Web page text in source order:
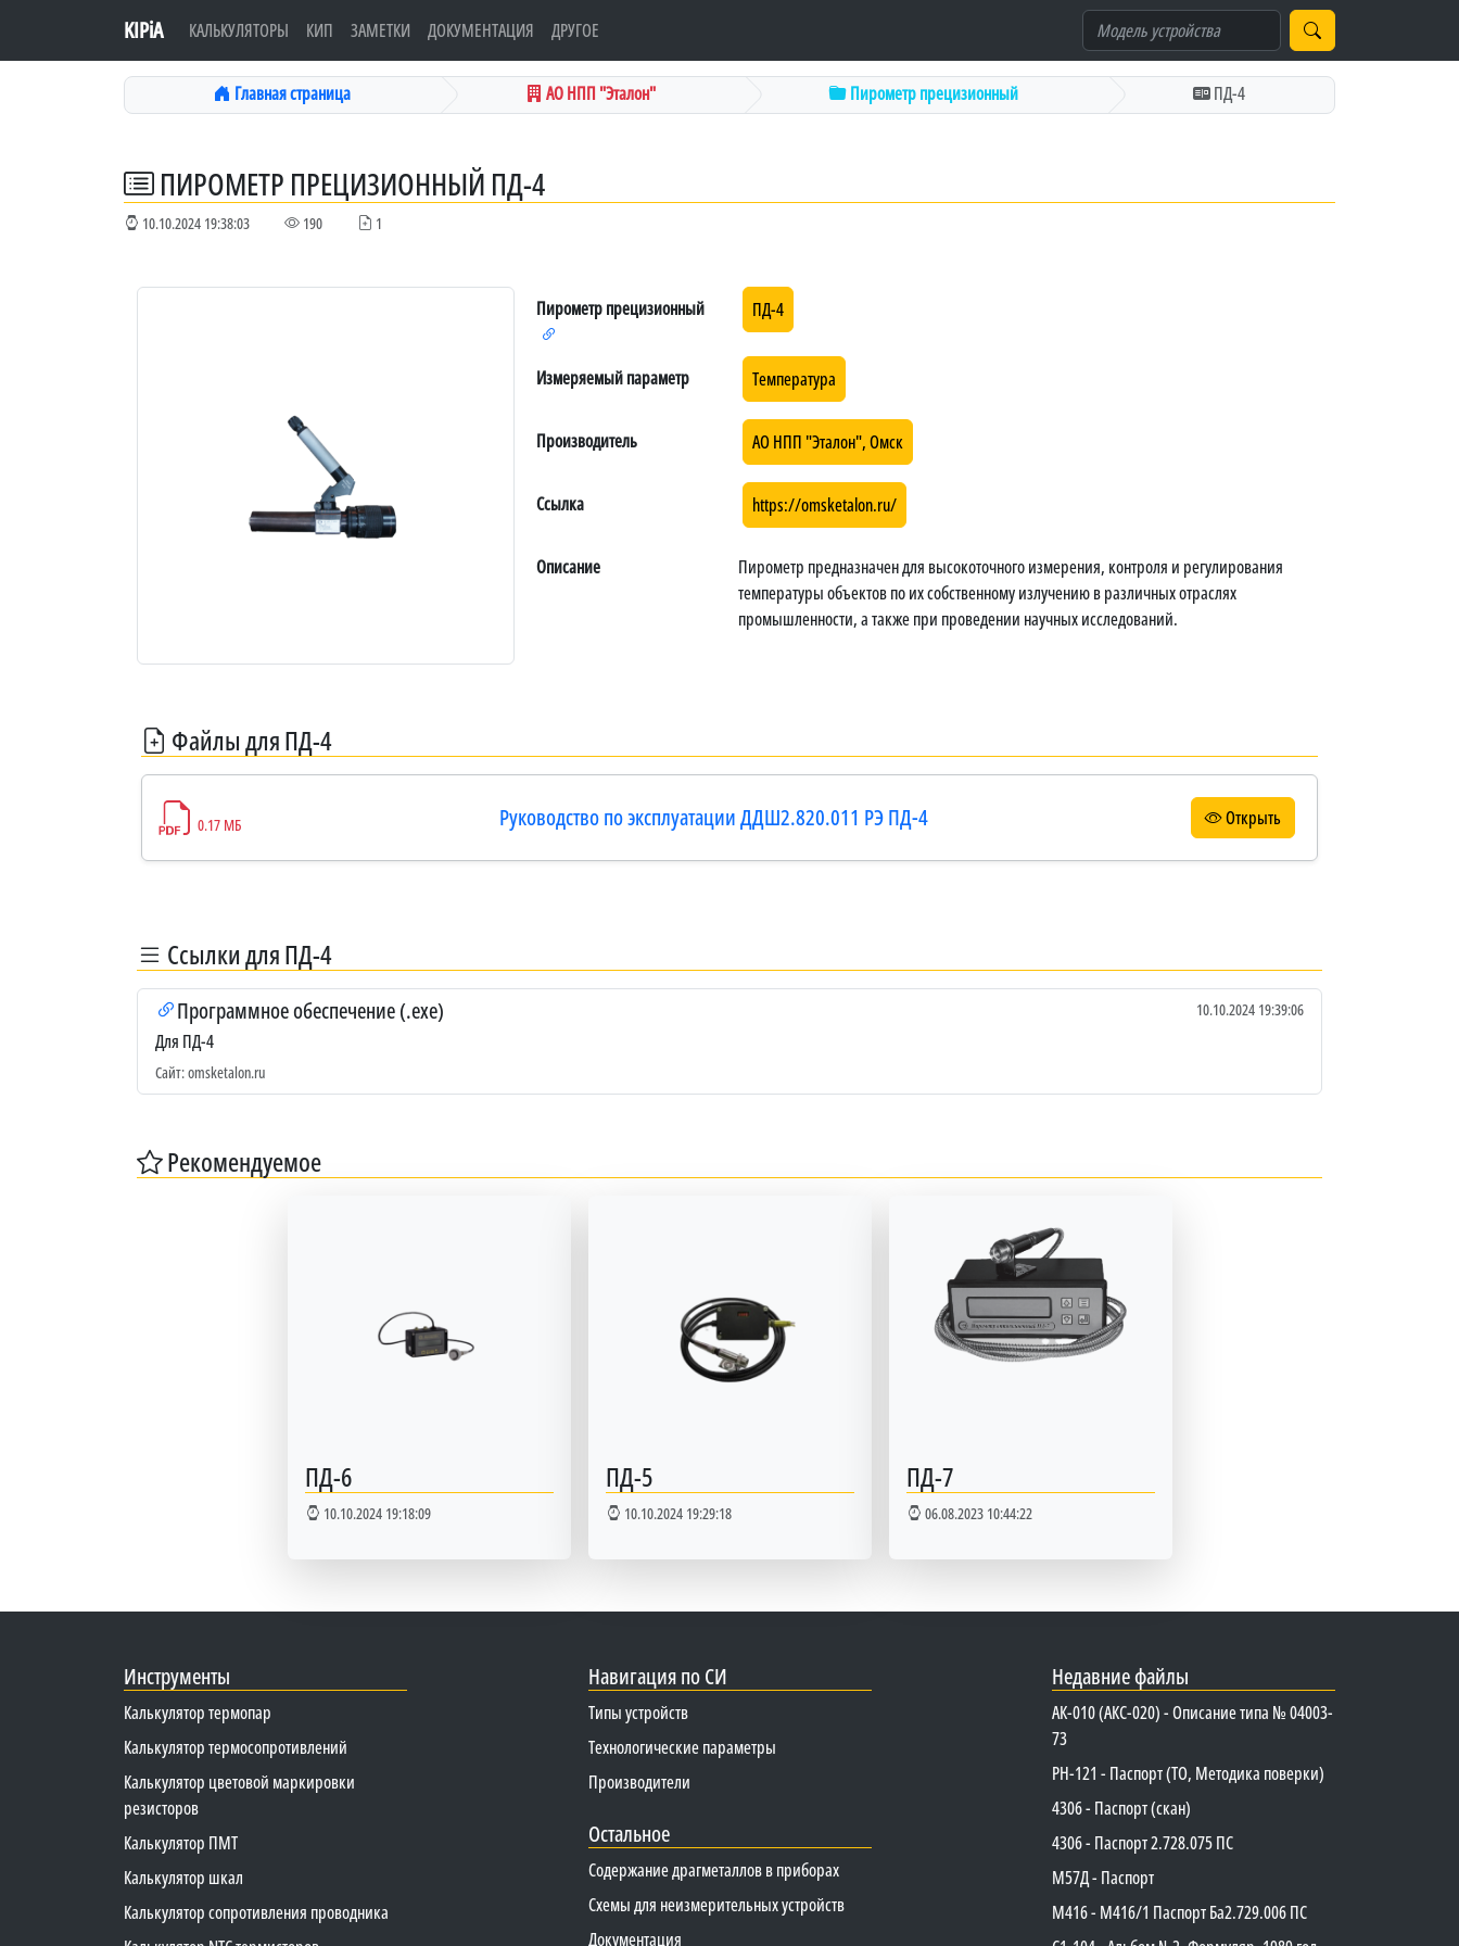
KIPiA КАЛЬКУЛЯТОРЫ КИП ЗАМЕТКИ ДОКУМЕНТАЦИЯ ДРУГОЕ
Главная страница АО НПП "Эталон" Пирометр прецизионный ПД-4
ПИРОМЕТР ПРЕЦИЗИОННЫЙ ПД-4
10.10.2024 19:38:03 190 1
Пирометр прецизионный ПД-4
Измеряемый параметр Температура
Производитель АО НПП "Эталон", Омск
Ссылка https://omsketalon.ru/
Описание
Пирометр предназначен для высокоточного измерения, контроля и регулирования
температуры объектов по их собственному излучению в различных отраслях
промышленности, а также при проведении научных исследований.
Файлы для ПД-4
0.17 МБ Руководство по эксплуатации ДДШ2.820.011 РЭ ПД-4 Открыть
Ссылки для ПД-4
Программное обеспечение (.exe) 10.10.2024 19:39:06
Для ПД-4
Сайт: omsketalon.ru
Рекомендуемое
ПД-6
10.10.2024 19:18:09
ПД-5
10.10.2024 19:29:18
ПД-7
06.08.2023 10:44:22
Инструменты
Калькулятор термопар
Калькулятор термосопротивлений
Калькулятор цветовой маркировки
резисторов
Калькулятор ПМТ
Калькулятор шкал
Калькулятор сопротивления проводника
Навигация по СИ
Типы устройств
Технологические параметры
Производители
Остальное
Содержание драгметаллов в приборах
Схемы для неизмерительных устройств
Документация
Недавние файлы
АК-010 (АКС-020) - Описание типа № 04003-
73
PH-121 - Паспорт (ТО, Методика поверки)
4306 - Паспорт (скан)
4306 - Паспорт 2.728.075 ПС
М57Д - Паспорт
М416 - М416/1 Паспорт Ба2.729.006 ПС